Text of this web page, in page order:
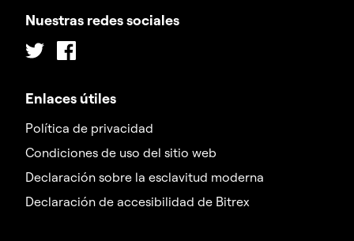
Enlaces útiles
Política de privacidad
Condiciones de uso del sitio web
Declaración sobre la esclavitud moderna
Declaración de accesibilidad de Bitrex
Nuestras redes sociales
Twitter Facebook